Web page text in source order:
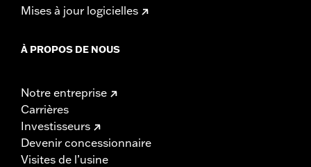
Mises à jour logicielles
À PROPOS DE NOUS
Notre entreprise
Carrières
Investisseurs
Devenir concessionnaire
Visites de l’usine